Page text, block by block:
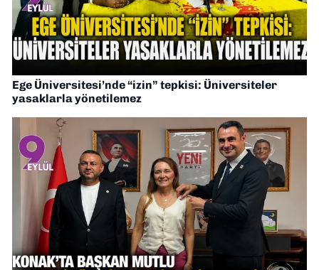
Ege Üniversitesi’nde “izin” tepkisi: Üniversiteler
yasaklarla yönetilemez